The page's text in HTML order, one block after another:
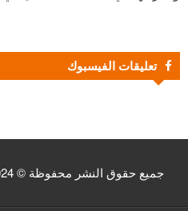
تعليقات الفيسبوك
جميع حقوق النشر محفوظة © 2024